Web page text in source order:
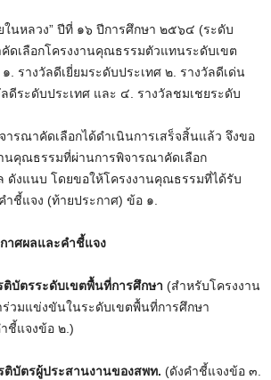
ในหลวง” ปีที่ ๑๖ ปีการศึกษา ๒๕๖๔ (ระดับ
ดเลือกโครงงานคุณธรรมตัวแทนระดับเขต
. รางวัลดีเยี่ยมระดับประเทศ ๒. รางวัลดีเด่น
ดีระดับประเทศ และ ๔. รางวัลชมเชยระดับ
ดเลือกได้ดำเนินการเสร็จสิ้นแล้ว จึงขอ
นคุณธรรมที่ผ่านการพิจารณาคัดเลือก
ดังแนบ โดยขอให้โครงงานคุณธรรมที่ได้รับ
ำชี้แจง (ท้ายประกาศ) ข้อ ๑.
กาศผลและคำชี้แจง
ติบัตรระดับเขตพื้นที่การศึกษา (สำหรับโครงงาน
วมแข่งขันในระดับเขตพื้นที่การศึกษา
ชี้แจงข้อ ๒.)
ติบัตรผู้ประสานงานของสพท. (ดังคำชี้แจงข้อ ๓.